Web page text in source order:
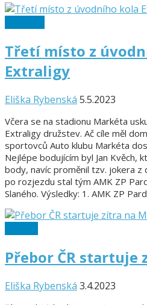
Třetí místo z
Extraligy
Eliška Rybenská 5.5.2023
Včera se na stadionu Markéta
Extraligy družstev. Ač cíle měl
sportovců Auto klubu Markéta
Nejlépe bodujícím byl Jan Kvěch,
body, navíc proměnil tzv. jokera z
po rozjezdu stal tým AMK ZP
Slaného. Výsledky: 1. AMK ZP
Přebor ČR
Eliška Rybenská 3.4.2023